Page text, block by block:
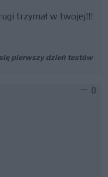
trzymał w twojej!!!
pierwszy dzień testów
0